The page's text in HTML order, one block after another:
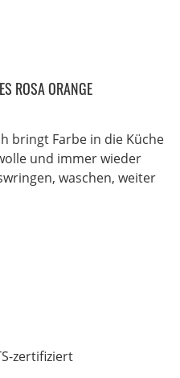
ROSA ORANGE
bringt Farbe in die Küche
und immer wieder
waschen, weiter
zertifiziert